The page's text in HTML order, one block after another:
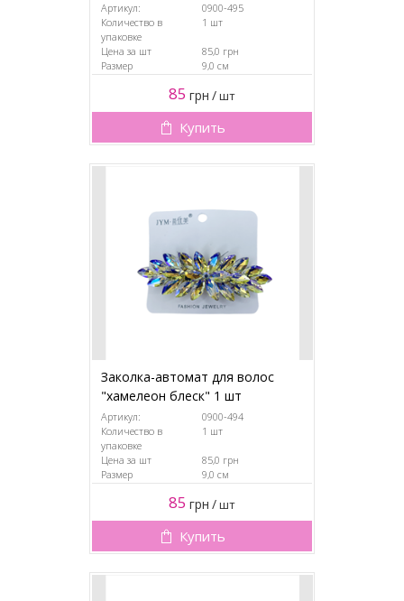
Артикул:
0900-495
Количество в
упаковке
1 шт
Цена за шт
85,0 грн
Размер
9,0 см
85 грн /шт
Купить
Заколка-автомат для волос
"хамелеон блеск" 1 шт
Артикул:
0900-494
Количество в
упаковке
1 шт
Цена за шт
85,0 грн
Размер
9,0 см
85 грн /шт
Купить